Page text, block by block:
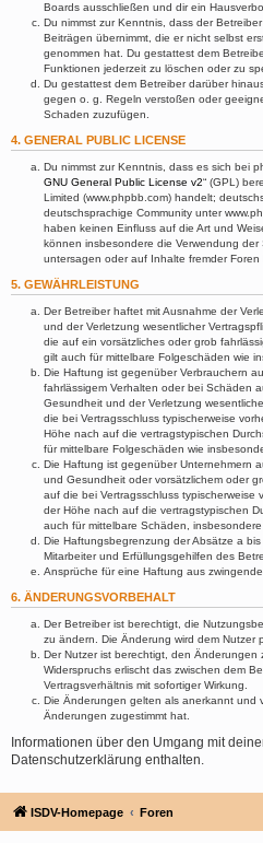
Boards ausschließen und dir ein
Du nimmst zur Kenntnis, dass der
Beiträgen übernimmt, die er nicht selbst
genommen hat. Du gestattest dem
Funktionen jederzeit zu löschen oder zu
Du gestattest dem Betreiber darüber
gegen o. g. Regeln verstoßen oder
Schaden zuzufügen.
4. GENERAL PUBLIC LICENSE
Du nimmst zur Kenntnis, dass es sich bei
GNU General Public License v2“ (GPL)
Limited (www.phpbb.com) handelt;
deutschsprachige Community unter
haben keinen Einfluss auf die Art und
können insbesondere die Verwendung
untersagen oder auf Inhalte fremder Foren
5. GEWÄHRLEISTUNG
Der Betreiber haftet mit Ausnahme der
und der Verletzung wesentlicher
die auf ein vorsätzliches oder grob
gilt auch für mittelbare Folgeschäden wie
Die Haftung ist gegenüber Verbrauchern
fahrlässigem Verhalten oder bei Schäden
Gesundheit und der Verletzung
die bei Vertragsschluss typischerweise
Höhe nach auf die vertragstypischen
für mittelbare Folgeschäden wie
Die Haftung ist gegenüber Unternehmern
und Gesundheit oder vorsätzlichem oder
auf die bei Vertragsschluss typischerweise
der Höhe nach auf die vertragstypischen
auch für mittelbare Schäden,
Die Haftungsbegrenzung der Absätze a
Mitarbeiter und Erfüllungsgehilfen des
Ansprüche für eine Haftung aus
6. ÄNDERUNGSVORBEHALT
Der Betreiber ist berechtigt, die
zu ändern. Die Änderung wird dem Nutzer
Der Nutzer ist berechtigt, den Änderungen
Widerspruchs erlischt das zwischen dem
Vertragsverhältnis mit sofortiger Wirkung.
Die Änderungen gelten als anerkannt und
Änderungen zugestimmt hat.
Informationen über den Umgang mit
Datenschutzerklärung enthalten.
ISDV-Homepage Foren